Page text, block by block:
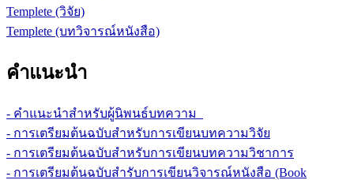
Templete (วิจัย)
Templete (บทวิจารณ์หนังสือ)
คำแนะนำ
- คำแนะนำสำหรับผู้นิพนธ์บทความ
- การเตรียมต้นฉบับสำหรับการเขียนบทความวิจัย
- การเตรียมต้นฉบับสำหรับการเขียนบทความวิชาการ
- การเตรียมต้นฉบับสำรับการเขียนวิจารณ์หนังสือ (Book